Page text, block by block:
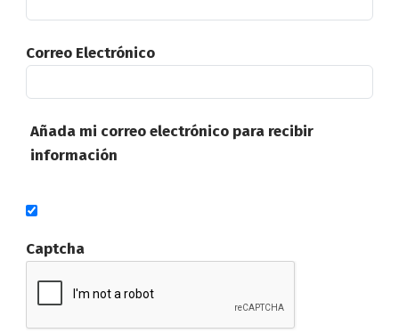
Correo Electrónico
Añada mi correo electrónico para recibir
información
Captcha